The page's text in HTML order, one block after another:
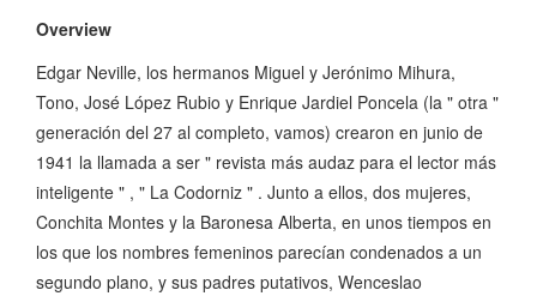
Overview
Edgar Neville, los hermanos Miguel y Jerónimo Mihura,
Tono, José López Rubio y Enrique Jardiel Poncela (la " otra "
generación del 27 al completo, vamos) crearon en junio de
1941 la llamada a ser " revista más audaz para el lector más
inteligente " , " La Codorniz " . Junto a ellos, dos mujeres,
Conchita Montes y la Baronesa Alberta, en unos tiempos en
los que los nombres femeninos parecían condenados a un
segundo plano, y sus padres putativos, Wenceslao